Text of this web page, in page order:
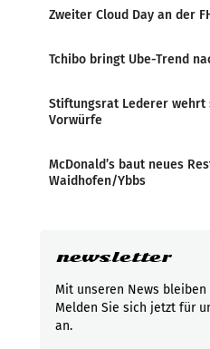
Zweiter Cloud Day an der
Tchibo bringt Ube-Trend
Stiftungsrat Lederer wehrt
Vorwürfe
McDonald’s baut neues
Waidhofen/Ybbs
newsletter
Mit unseren News
Melden Sie sich jetzt für
an.